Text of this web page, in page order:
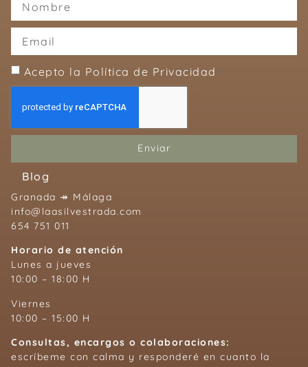
Acepto la Política de Privacidad
Enviar
Blog
Granada ↠ Málaga
info@laasilvestrada.com
654 751 011
Horario de atención
Lunes a jueves
10:00 – 18:00 H
Viernes
10:00 – 15:00 H
Consultas, encargos o colaboraciones:
escríbeme con calma y responderé en cuanto la